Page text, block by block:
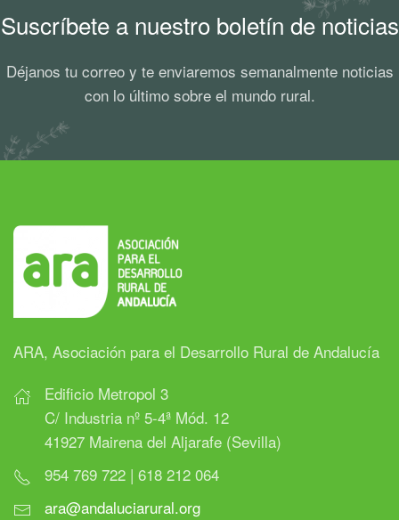
Suscríbete a nuestro boletín de noticias
Déjanos tu correo y te enviaremos semanalmente noticias
con lo último sobre el mundo rural.
ARA, Asociación para el Desarrollo Rural de Andalucía
Edificio Metropol 3
C/ Industria nº 5-4ª Mód. 12
41927 Mairena del Aljarafe (Sevilla)
954 769 722 | 618 212 064
ara@andaluciarural.org